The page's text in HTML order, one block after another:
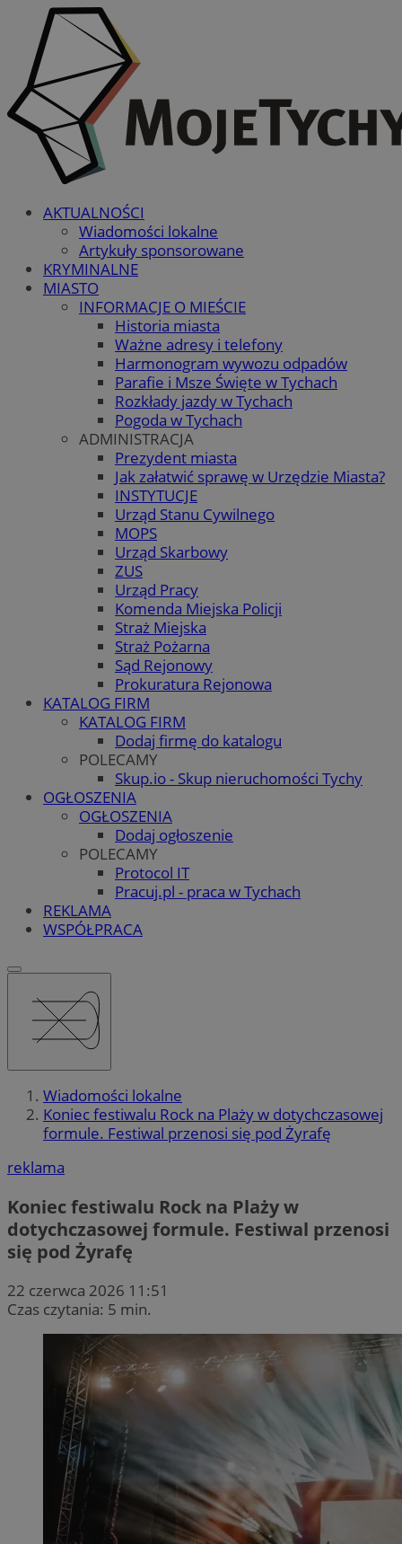
AKTUALNOŚCI
Wiadomości lokalne
Artykuły sponsorowane
KRYMINALNE
MIASTO
INFORMACJE O MIEŚCIE
Historia miasta
Ważne adresy i telefony
Harmonogram wywozu odpadów
Parafie i Msze Święte w Tychach
Rozkłady jazdy w Tychach
Pogoda w Tychach
ADMINISTRACJA
Prezydent miasta
Jak załatwić sprawę w Urzędzie Miasta?
INSTYTUCJE
Urząd Stanu Cywilnego
MOPS
Urząd Skarbowy
ZUS
Urząd Pracy
Komenda Miejska Policji
Straż Miejska
Straż Pożarna
Sąd Rejonowy
Prokuratura Rejonowa
KATALOG FIRM
KATALOG FIRM
Dodaj firmę do katalogu
POLECAMY
Skup.io - Skup nieruchomości Tychy
OGŁOSZENIA
OGŁOSZENIA
Dodaj ogłoszenie
POLECAMY
Protocol IT
Pracuj.pl - praca w Tychach
REKLAMA
WSPÓŁPRACA
Wiadomości lokalne
Koniec festiwalu Rock na Plaży w dotychczasowej
formule. Festiwal przenosi się pod Żyrafę
reklama
Koniec festiwalu Rock na Plaży w
dotychczasowej formule. Festiwal przenosi
się pod Żyrafę
22 czerwca 2026 11:51
Czas czytania: 5 min.